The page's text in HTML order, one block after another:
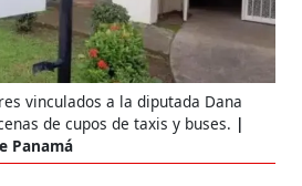
vinculados a la diputada Dana
de cupos de taxis y buses.
Panamá